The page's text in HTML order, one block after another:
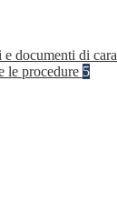
e documenti di
le procedure 5